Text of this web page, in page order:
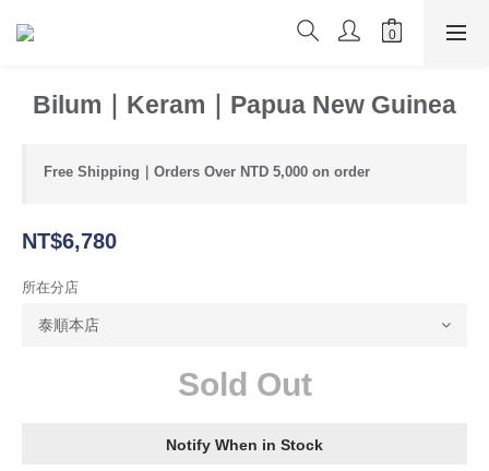
Bilum｜Keram｜Papua New Guinea
Free Shipping｜Orders Over NTD 5,000 on order
NT$6,780
所在分店
Sold Out
Notify When in Stock